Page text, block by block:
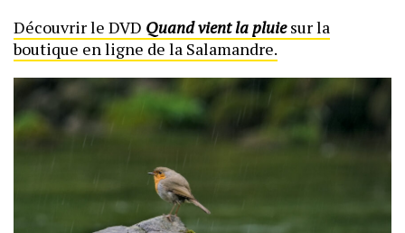
Découvrir le DVD Quand vient la pluiesur la
boutique en ligne de la Salamandre.